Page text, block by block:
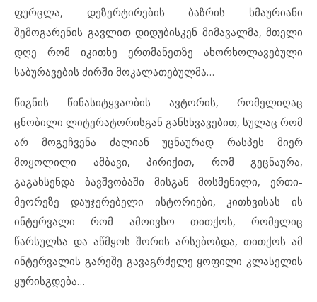
ფურცლა, დეზერტირების ბაზრის ხმაურიანი
შემოგარენის გავლით დიდუბისკენ მიმავალმა, მთელი
დღე რომ იკითხე ერთმანეთზე ახორხოლავებული
საბურავების ძირში მოკალათებულმა…
წიგნის წინასიტყვაობის ავტორის, რომელიღაც
ცნობილი ლიტერატორისგან განსხვავებით, სულაც რომ
არ მოგეჩვენა ძალიან უცნაურად რასპეს მიერ
მოყოლილი ამბავი, პირიქით, რომ გეცნაურა,
გაგახსენდა ბავშვობაში მისგან მოსმენილი, ერთი-
მეორეზე დაუჯერებელი ისტორიები, კითხვისას ის
ინტერვალი რომ ამოივსო თითქოს, რომელიც
წარსულსა და აწმყოს შორის არსებობდა, თითქოს ამ
ინტერვალის გარეშე გავაგრძელე ყოფილი კლასელის
ყურისგდება…